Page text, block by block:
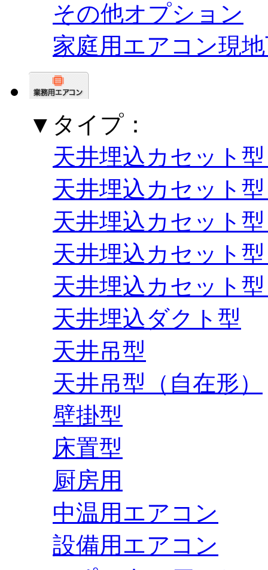
その他オプション
家庭用エアコン現
▼タイプ：
天井埋込カセット
天井埋込カセット
天井埋込カセット
天井埋込カセット
天井埋込カセット
天井埋込ダクト型
天井吊型
天井吊型（自在形）
壁掛型
床置型
厨房用
中温用エアコン
設備用エアコン